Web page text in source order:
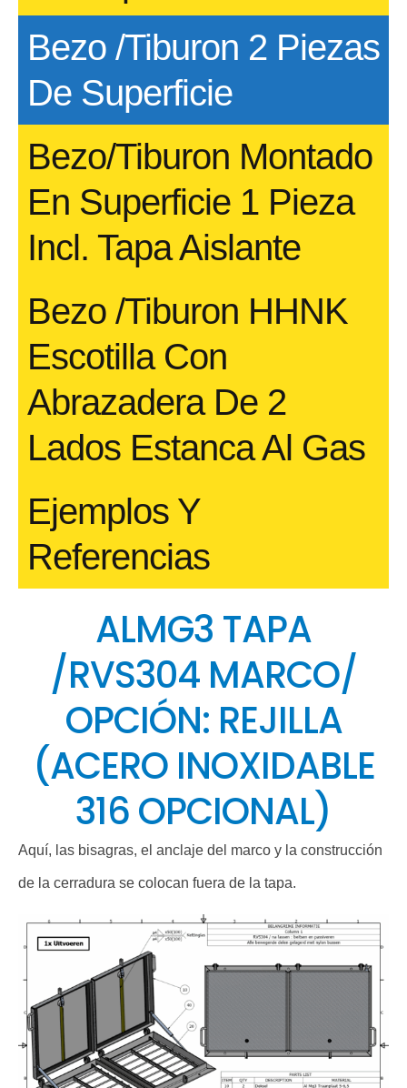
Bezo /Tiburon 2 Piezas
De Superficie
Bezo/Tiburon Montado
En Superficie 1 Pieza
Incl. Tapa Aislante
Bezo /Tiburon HHNK
Escotilla Con
Abrazadera De 2
Lados Estanca Al Gas
Ejemplos Y
Referencias
ALMG3 TAPA
/RVS304 MARCO/
OPCIÓN: REJILLA
(ACERO INOXIDABLE
316 OPCIONAL)
Aquí, las bisagras, el anclaje del marco y la construcción
de la cerradura se colocan fuera de la tapa.